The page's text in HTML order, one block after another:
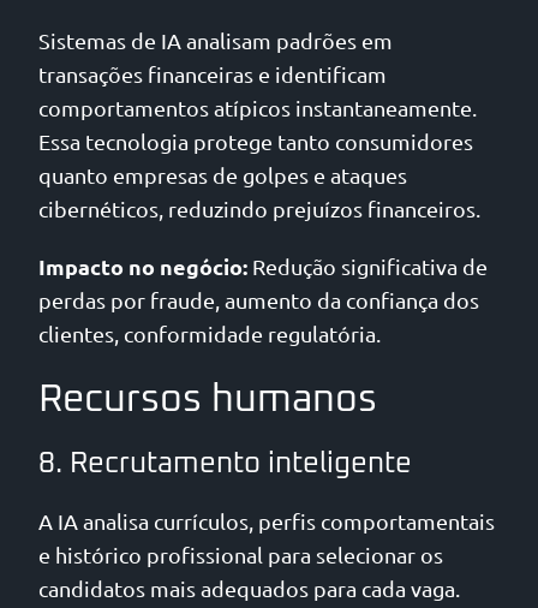
Sistemas de IA analisam padrões em
transações financeiras e identificam
comportamentos atípicos instantaneamente.
Essa tecnologia protege tanto consumidores
quanto empresas de golpes e ataques
cibernéticos, reduzindo prejuízos financeiros.
Impacto no negócio: Redução significativa de
perdas por fraude, aumento da confiança dos
clientes, conformidade regulatória.
Recursos humanos
8. Recrutamento inteligente
A IA analisa currículos, perfis comportamentais
e histórico profissional para selecionar os
candidatos mais adequados para cada vaga.